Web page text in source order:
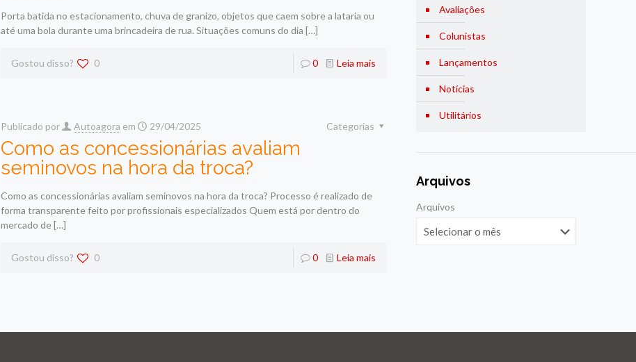
Porta batida no estacionamento, chuva de granizo, objetos que caem sobre a lataria ou
até uma bola durante uma brincadeira de rua. Situações comuns do dia […]
Gostou disso? 0 0 Leia mais
Publicado por Autoagora em 29/04/2025 Categorias
Como as concessionárias avaliam
seminovos na hora da troca?
Como as concessionárias avaliam seminovos na hora da troca? Processo é realizado de
forma transparente feito por profissionais especializados Quem está por dentro do
mercado de[…]
Gostou disso? 0 0 Leia mais
Avaliações
Colunistas
Lançamentos
Notícias
Utilitários
Arquivos
Arquivos